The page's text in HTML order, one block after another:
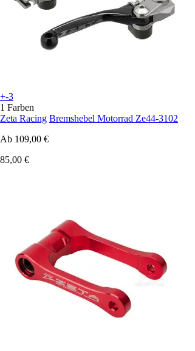
+-3
1 Farben
Zeta Racing Bremshebel Motorrad Ze44-3102
Ab 109,00 €
85,00 €